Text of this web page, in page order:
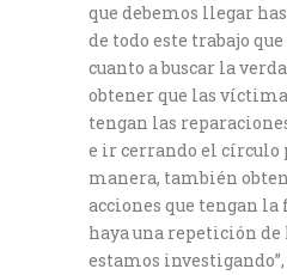
que debemos llegar
de todo este trabajo
cuanto a buscar la
obtener que las
tengan las
e ir cerrando el círculo
manera, también
acciones que tengan
haya una repetición de
estamos